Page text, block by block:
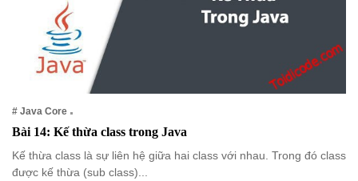
# Java Core
Bài 14: Kế thừa class trong Java
Kế thừa class là sự liên hệ giữa hai class với nhau. Trong đó class
được kế thừa (sub class)...